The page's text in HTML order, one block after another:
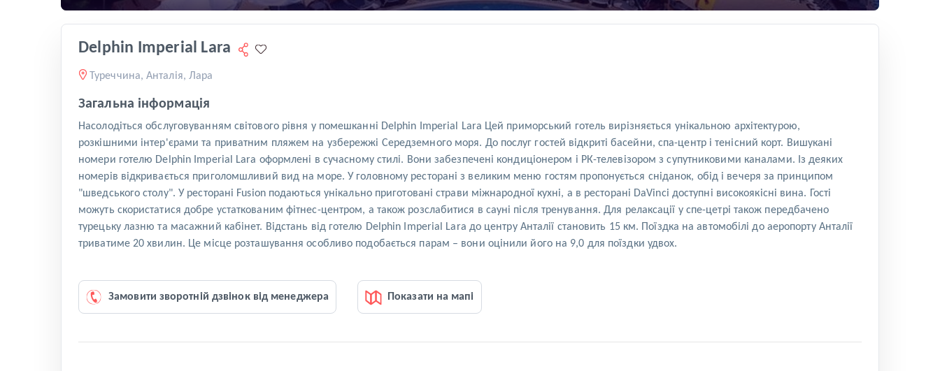
Delphin Imperial Lara
Туреччина, Анталія, Лара
Загальна інформація
Насолодіться обслуговуванням світового рівня у помешканні Delphin Imperial Lara Цей приморський готель вирізняється унікальною архітектурою,
розкішними інтер'єрами та приватним пляжем на узбережжі Середземного моря. До послуг гостей відкриті басейни, спа-центр і тенісний корт. Вишукані
номери готелю Delphin Imperial Lara оформлені в сучасному стилі. Вони забезпечені кондиціонером і РК-телевізором з супутниковими каналами. Із деяких
номерів відкривається приголомшливий вид на море. У головному ресторані з великим меню гостям пропонується сніданок, обід і вечеря за принципом
"шведського столу". У ресторані Fusion подаються унікально приготовані страви міжнародної кухні, а в ресторані DaVinci доступні високоякісні вина. Гості
можуть скористатися добре устаткованим фітнес-центром, а також розслабитися в сауні після тренування. Для релаксації у спе-цетрі також передбачено
турецьку лазню та масажний кабінет. Відстань від готелю Delphin Imperial Lara до центру Анталії становить 15 км. Поїздка на автомобілі до аеропорту Анталії
триватиме 20 хвилин. Це місце розташування особливо подобається парам – вони оцінили його на 9,0 для поїздки удвох.
Замовити зворотній дзвінок від менеджера Показати на мапі